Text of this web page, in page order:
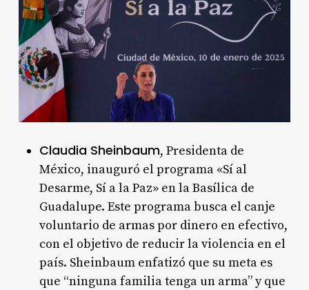
Claudia Sheinbaum, Presidenta de
México, inauguró el programa «Sí al
Desarme, Sí a la Paz» en la Basílica de
Guadalupe. Este programa busca el canje
voluntario de armas por dinero en efectivo,
con el objetivo de reducir la violencia en el
país. Sheinbaum enfatizó que su meta es
que “ninguna familia tenga un arma” y que